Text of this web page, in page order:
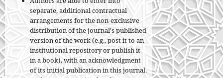
separate, additional contractual
arrangements for the non-exclusive
distribution of the journal's published
version of the work (e.g., post it to an
institutional repository or publish it
in a book), with an acknowledgment
of its initial publication in this journal.